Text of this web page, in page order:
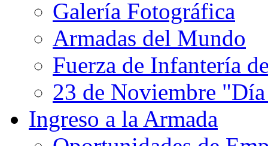
Galería Fotográfica
Armadas del Mundo
Fuerza de Infantería
23 de Noviembre
Ingreso a la Armada